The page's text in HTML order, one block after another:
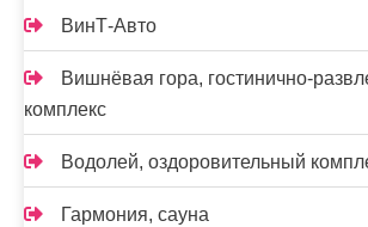
ВинТ-Авто
Вишнёвая гора, гостинично-
комплекс
Водолей, оздоровительный
Гармония, сауна